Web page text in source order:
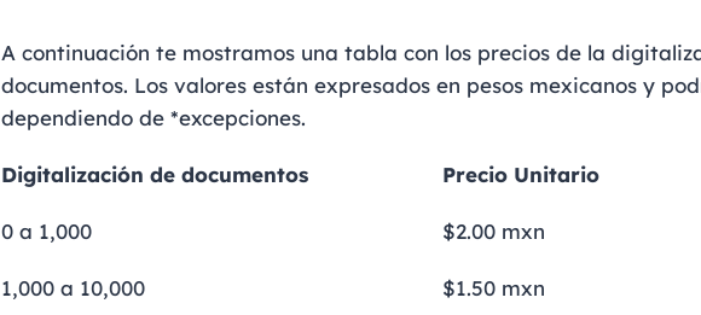
A continuación te mostramos una tabla con los precios de la
documentos. Los valores están expresados en pesos mexicanos y
dependiendo de *excepciones.
Digitalización de documentos
0 a 1,000
1,000 a 10,000
Precio Unitario
$2.00 mxn
$1.50 mxn